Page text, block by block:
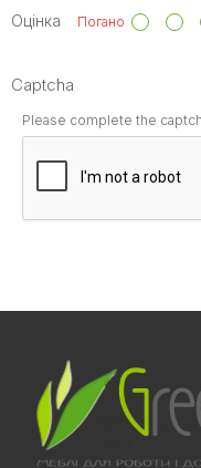
Оцінка Погано
Captcha
Please complete the